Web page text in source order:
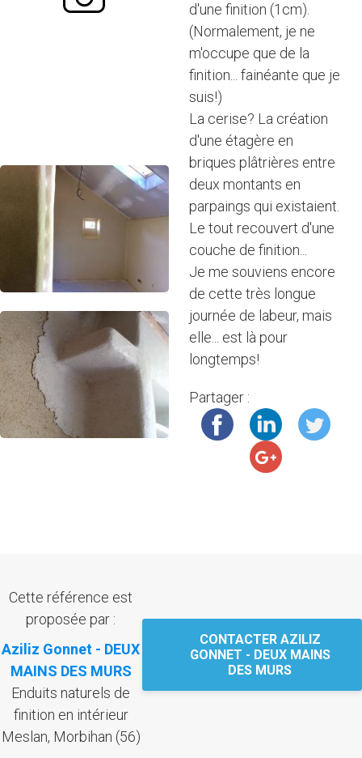
d'une finition (1cm).
(Normalement, je ne
m'occupe que de la
finition... fainéante que je
suis!)
La cerise? La création
d'une étagère en
briques plâtrières entre
deux montants en
parpaings qui existaient.
Le tout recouvert d'une
couche de finition...
Je me souviens encore
de cette très longue
journée de labeur, mais
elle... est là pour
longtemps!
Partager :
Cette référence est
proposée par :
Aziliz Gonnet - DEUX
MAINS DES MURS
Enduits naturels de
finition en intérieur
Meslan, Morbihan (56)
CONTACTER AZILIZ
GONNET - DEUX MAINS
DES MURS